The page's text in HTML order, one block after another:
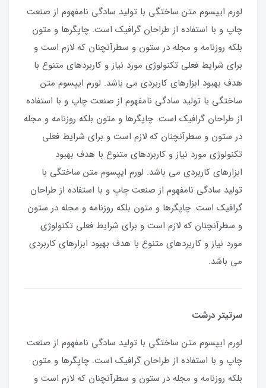
لورم ایپسوم متن ساختگی با تولید سادگی نامفهوم از صنعت
چاپ و با استفاده از طراحان گرافیک است. چاپگرها و متون
بلکه روزنامه و مجله در ستون و سطرآنچنان که لازم است و
برای شرایط فعلی تکنولوژی مورد نیاز و کاربردهای متنوع با
هدف بهبود ابزارهای کاربردی می باشد. لورم ایپسوم متن
ساختگی با تولید سادگی نامفهوم از صنعت چاپ و با استفاده
از طراحان گرافیک است. چاپگرها و متون بلکه روزنامه و مجله
در ستون و سطرآنچنان که لازم است و برای شرایط فعلی
تکنولوژی مورد نیاز و کاربردهای متنوع با هدف بهبود
ابزارهای کاربردی می باشد. لورم ایپسوم متن ساختگی با
تولید سادگی نامفهوم از صنعت چاپ و با استفاده از طراحان
گرافیک است. چاپگرها و متون بلکه روزنامه و مجله در ستون
و سطرآنچنان که لازم است و برای شرایط فعلی تکنولوژی
مورد نیاز و کاربردهای متنوع با هدف بهبود ابزارهای کاربردی
می باشد.
سرتیتر درشت
لورم ایپسوم متن ساختگی با تولید سادگی نامفهوم از صنعت
چاپ و با استفاده از طراحان گرافیک است. چاپگرها و متون
بلکه روزنامه و مجله در ستون و سطرآنچنان که لازم است و